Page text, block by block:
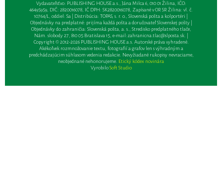
Vydavateľsťvo: PUBLISHING HOUSE a.s., Jána Milca 6, 010 01 Žilina, IČO:
46495959, DIČ: 2820016078, IČ DPH: SK2820016078, Zapísané v OR SR Žilina: vl. č.
10764/L, oddiel: Sa | Distribúcia: TOPAS, s. r. o., Slovenská pošta a kolportéri |
Objednávky na predplatné: prijíma každá pošta a doručovateľ Slovenskej pošty |
Objednávky do zahraničia: Slovenská pošta, a. s., Stredisko predplatného tlače,
Nám. slobody 27, 810 05 Bratislava 15, e-mail:zahranicna.tlac@slposta.sk. |
Copyright © 2012-2026 PUBLISHING HOUSE a.s. Autorské práva vyhradené.
Akékoľvek rozmnožovanie textu, fotografií a grafov len s výhradným a
predchádzajúcim súhlasom vedenia redakcie. Nevyžiadané rukopisy nevraciame,
neobjednané nehonorujeme. Etický kódex novinára
VyrobiloSoft Studio